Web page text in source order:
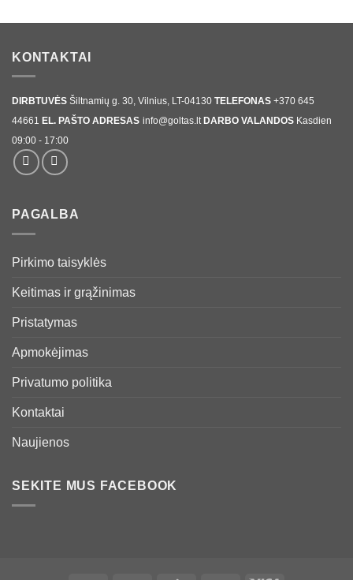
KONTAKTAI
DIRBTUVĖS Šiltnamių g. 30, Vilnius, LT-04130 TELEFONAS +370 645
44661 EL. PAŠTO ADRESAS info@goltas.lt DARBO VALANDOS Kasdien
09:00 - 17:00
PAGALBA
Pirkimo taisyklės
Keitimas ir grąžinimas
Pristatymas
Apmokėjimas
Privatumo politika
Kontaktai
Naujienos
SEKITE MUS FACEBOOK